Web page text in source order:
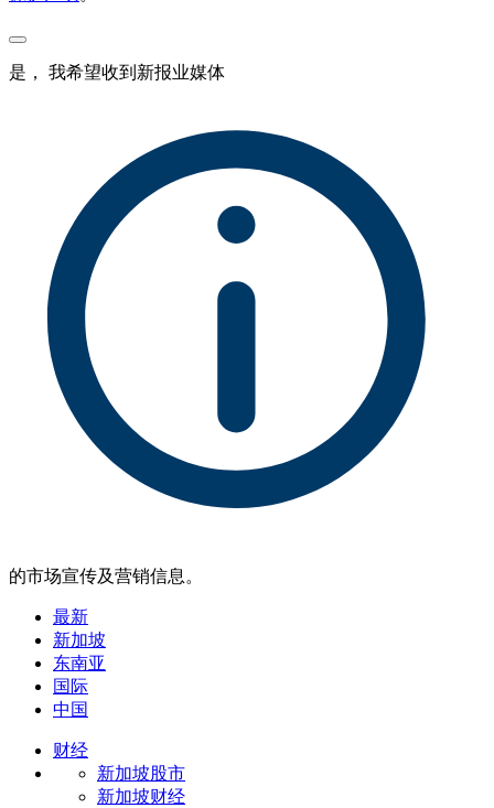
是， 我希望收到新报业媒体
的市场宣传及营销信息。
最新
新加坡
东南亚
国际
中国
财经
新加坡股市
新加坡财经